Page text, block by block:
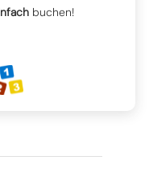
buchen!